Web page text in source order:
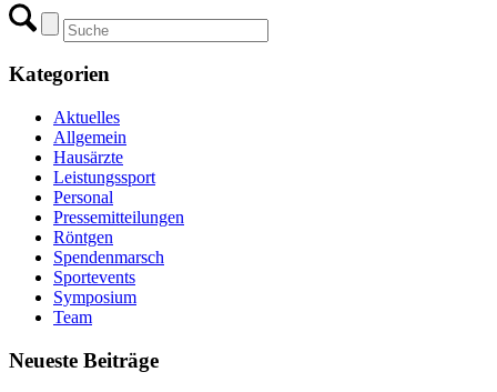
Kategorien
Aktuelles
Allgemein
Hausärzte
Leistungssport
Personal
Pressemitteilungen
Röntgen
Spendenmarsch
Sportevents
Symposium
Team
Neueste Beiträge